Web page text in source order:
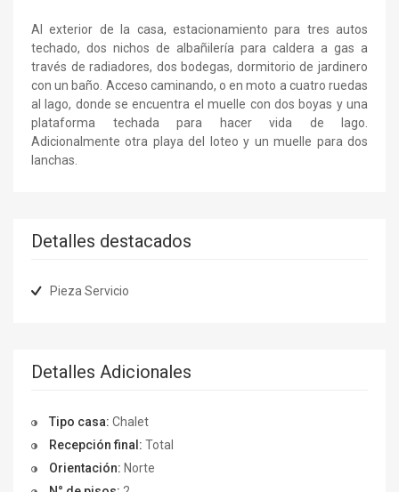
Al exterior de la casa, estacionamiento para tres autos
techado, dos nichos de albañilería para caldera a gas a
través de radiadores, dos bodegas, dormitorio de jardinero
con un baño. Acceso caminando, o en moto a cuatro ruedas
al lago, donde se encuentra el muelle con dos boyas y una
plataforma techada para hacer vida de lago.
Adicionalmente otra playa del loteo y un muelle para dos
lanchas.
Detalles destacados
Pieza Servicio
Detalles Adicionales
Tipo casa: Chalet
Recepción final: Total
Orientación: Norte